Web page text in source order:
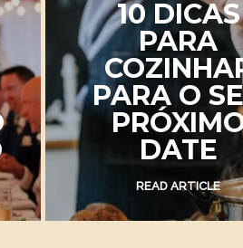
PARA
READ ARTICLE